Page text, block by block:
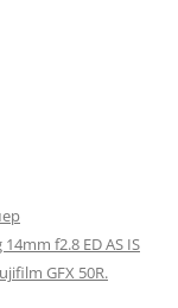
f2.8 ED AS IS
GFX 50R.